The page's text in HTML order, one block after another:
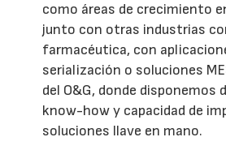
como áreas de crecimiento
junto con otras industrias
farmacéutica, con
serialización o soluciones
del O&G, donde disponemos
know-how y capacidad de
soluciones llave en mano.